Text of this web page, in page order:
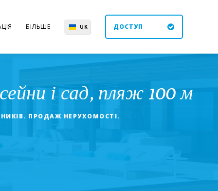
БІЛЬШЕ UK ДОСТУП
і сад, пляж 100 м
ПРОДАЖ НЕРУХОМОСТІ.